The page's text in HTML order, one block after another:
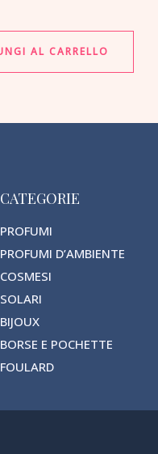
AL CARRELLO
CATEGORIE
PROFUMI
PROFUMI D’AMBIENTE
COSMESI
SOLARI
BIJOUX
BORSE E POCHETTE
FOULARD